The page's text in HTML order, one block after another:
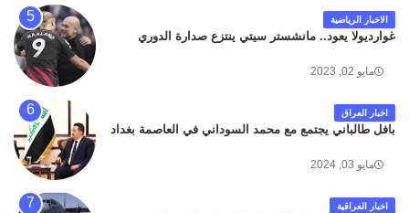
الاخبار الرياضية
غوارديولا يعود.. مانشستر سيتي ينتزع صدارة الدوري
مايو 02, 2023
اخبار العراق
بافل طالباني يجتمع مع محمد السوداني في العاصمة بغداد
مايو 03, 2024
اخبار العراقية